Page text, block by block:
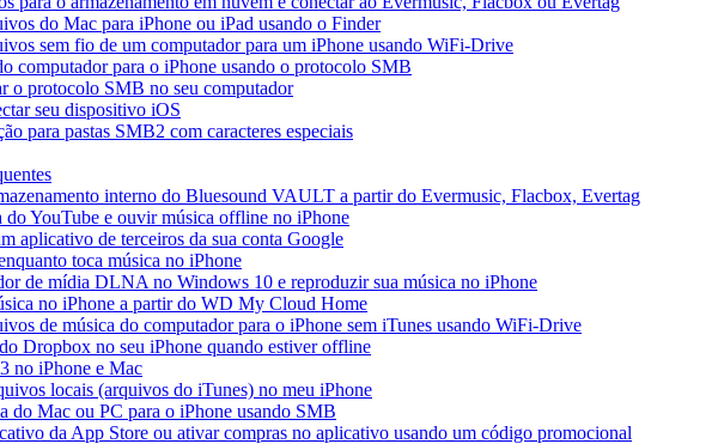
do Mac para iPhone ou iPad usando o Finder
sem fio de um computador para um iPhone usando WiFi-Drive
computador para o iPhone usando o protocolo SMB
o protocolo SMB no seu computador
seu dispositivo iOS
para pastas SMB2 com caracteres especiais
interno do Bluesound VAULT a partir do Evermusic, Flacbox, Evertag
do YouTube e ouvir música offline no iPhone
aplicativo de terceiros da sua conta Google
toca música no iPhone
de mídia DLNA no Windows 10 e reproduzir sua música no iPhone
no iPhone a partir do WD My Cloud Home
de música do computador para o iPhone sem iTunes usando WiFi-Drive
Dropbox no seu iPhone quando estiver offline
no iPhone e Mac
locais (arquivos do iTunes) no meu iPhone
do Mac ou PC para o iPhone usando SMB
da App Store ou ativar compras no aplicativo usando um código promocional